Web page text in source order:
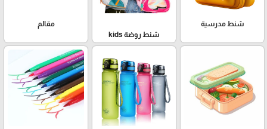
شنط مدرسية
شنط روضة kids
مقالم